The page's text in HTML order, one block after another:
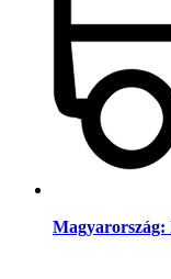
Magyarország: